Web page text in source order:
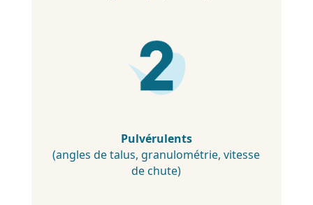
Pulvérulents
(angles de talus, granulométrie, vitesse
de chute)